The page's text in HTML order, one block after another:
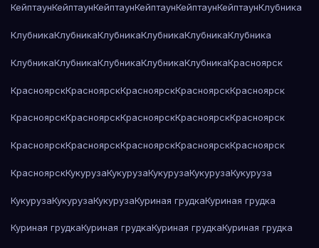
КейптаунКейптаунКейптаунКейптаунКейптаунКейптаунКлубника
КлубникаКлубникаКлубникаКлубникаКлубникаКлубника
КлубникаКлубникаКлубникаКлубникаКлубникаКрасноярск
КрасноярскКрасноярскКрасноярскКрасноярскКрасноярск
КрасноярскКрасноярскКрасноярскКрасноярскКрасноярск
КрасноярскКрасноярскКрасноярскКрасноярскКрасноярск
КрасноярскКукурузаКукурузаКукурузаКукурузаКукуруза
КукурузаКукурузаКукурузаКуриная грудкаКуриная грудка
Куриная грудкаКуриная грудкаКуриная грудкаКуриная грудка